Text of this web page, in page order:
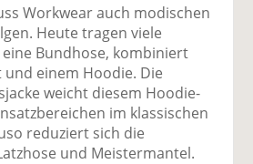
Workwear auch modischen
Heute tragen viele
Bundhose, kombiniert
einem Hoodie. Die
weicht diesem Hoodie-
im klassischen
reduziert sich die
und Meistermantel.